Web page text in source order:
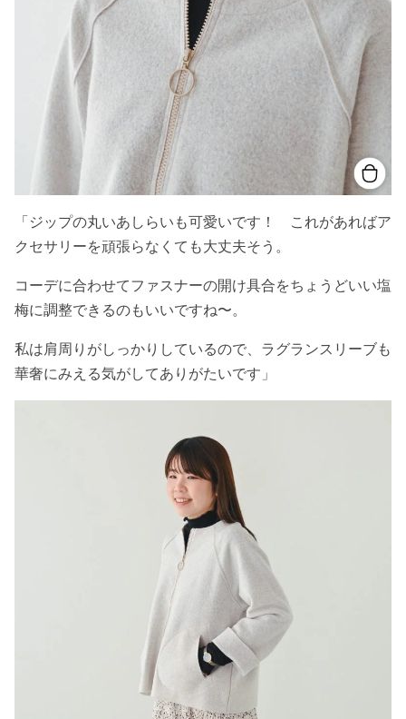
「ジップの丸いあしらいも可愛いです！ これがあればア
クセサリーを頑張らなくても大丈夫そう。
コーデに合わせてファスナーの開け具合をちょうどいい塩
梅に調整できるのもいいですね〜。
私は肩周りがしっかりしているので、ラグランスリーブも
華奢にみえる気がしてありがたいです」